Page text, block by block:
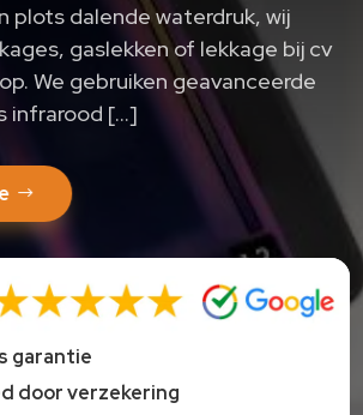
plots dalende waterdruk, wij
gaslekken of lekkage bij cv
We gebruiken geavanceerde
infrarood […]
garantie
door verzekering